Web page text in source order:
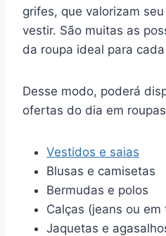
grifes, que valorizam
vestir. São muitas as
da roupa ideal para
Desse modo, poderá
ofertas do dia em
Vestidos e saias
Blusas e camisetas
Bermudas e polos
Calças (jeans ou em
Jaquetas e